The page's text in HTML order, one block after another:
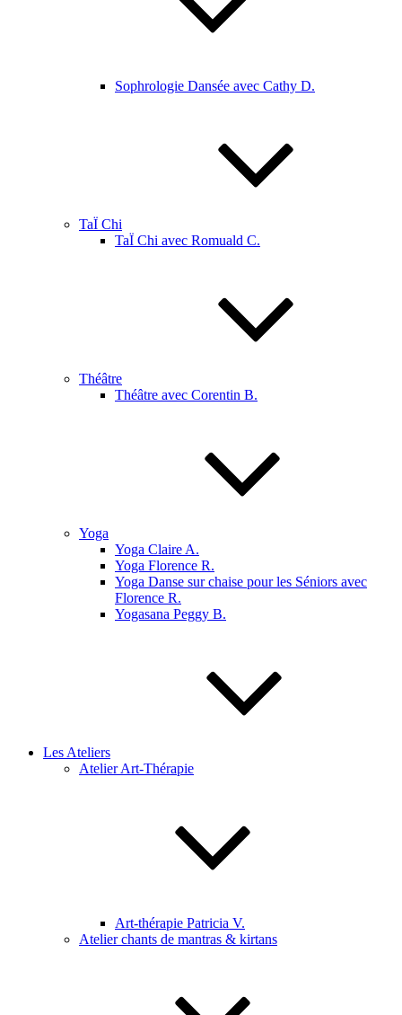
Sophrologie Dansée avec Cathy D.
TaÏ Chi
TaÏ Chi avec Romuald C.
Théâtre
Théâtre avec Corentin B.
Yoga
Yoga Claire A.
Yoga Florence R.
Yoga Danse sur chaise pour les Séniors avec
Florence R.
Yogasana Peggy B.
Les Ateliers
Atelier Art-Thérapie
Art-thérapie Patricia V.
Atelier chants de mantras & kirtans